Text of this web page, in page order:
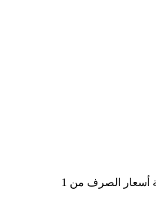
في الجدول أعلاه، ستجد مخططًا شاملًا لبيانات تحويل العملات من ASMLON إلى CAD، يُظهر علاقة قيمة الدولار الأمريكي بمبالغ تحويل شائعة مختلفة. تغطي القائمة أسعار الصرف من 1